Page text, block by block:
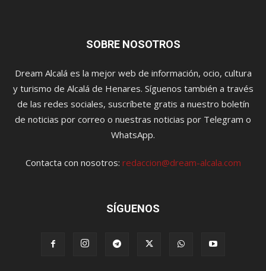
SOBRE NOSOTROS
Dream Alcalá es la mejor web de información, ocio, cultura
y turismo de Alcalá de Henares. Síguenos también a través
de las redes sociales, suscríbete gratis a nuestro boletín
de noticias por correo o nuestras noticias por Telegram o
WhatsApp.
Contacta con nosotros: redaccion@dream-alcala.com
SÍGUENOS